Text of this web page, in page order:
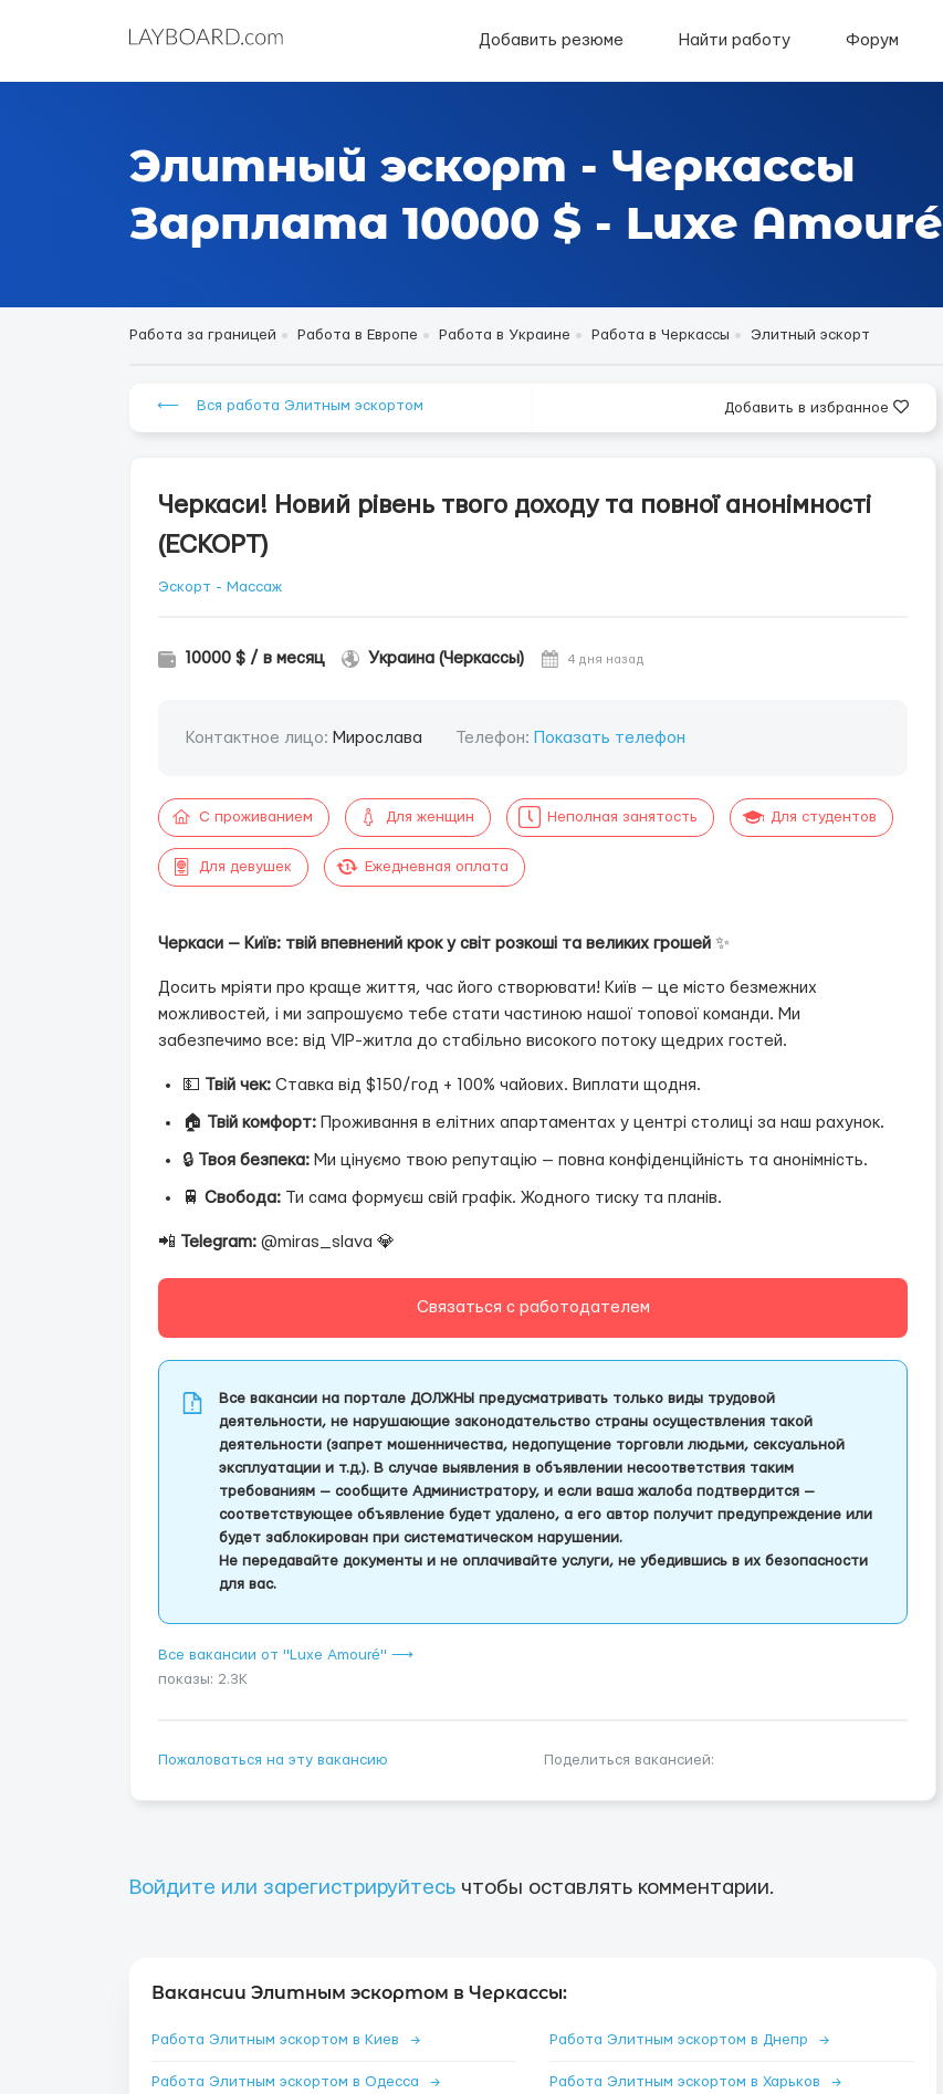
Добавить резюме Найти работу Форум
Элитный эскорт - Черкассы
Зарплата 10000 $ - Luxe Amouré
Работа за границей Работа в Европе Работа в Украине Работа в Черкассы Элитный эскорт
⟵ Вся работа Элитным эскортом Добавить в избранное
Черкаси! Новий рівень твого доходу та повної анонімності
(ЕСКОРТ)
Эскорт - Массаж
10000 $ / в месяц Украина (Черкассы) 4 дня назад
Контактное лицо: Мирослава Телефон: Показать телефон
С проживанием Для женщин Неполная занятость Для студентов
Для девушек Ежедневная оплата
Черкаси — Київ: твій впевнений крок у світ розкоші та великих грошей ✨
Досить мріяти про краще життя, час його створювати! Київ — це місто безмежних
можливостей, і ми запрошуємо тебе стати частиною нашої топової команди. Ми
забезпечимо все: від VIP-житла до стабільно високого потоку щедрих гостей.
💵 Твій чек: Ставка від $150/год + 100% чайових. Виплати щодня.
🏠 Твій комфорт: Проживання в елітних апартаментах у центрі столиці за наш рахунок.
🔒 Твоя безпека: Ми цінуємо твою репутацію — повна конфіденційність та анонімність.
🚆 Свобода: Ти сама формуєш свій графік. Жодного тиску та планів.
📲 Telegram: @miras_slava 💎
Связаться с работодателем
Все вакансии на портале ДОЛЖНЫ предусматривать только виды трудовой
деятельности, не нарушающие законодательство страны осуществления такой
деятельности (запрет мошенничества, недопущение торговли людьми, сексуальной
эксплуатации и т.д.). В случае выявления в объявлении несоответствия таким
требованиям — сообщите Администратору, и если ваша жалоба подтвердится —
соответствующее объявление будет удалено, а его автор получит предупреждение или
будет заблокирован при систематическом нарушении.
Не передавайте документы и не оплачивайте услуги, не убедившись в их безопасности
для вас.
Все вакансии от "Luxe Amouré" ⟶
показы: 2.3K
Пожаловаться на эту вакансию Поделиться вакансией:
Войдите или зарегистрируйтесь чтобы оставлять комментарии.
Вакансии Элитным эскортом в Черкассы:
Работа Элитным эскортом в Киев → Работа Элитным эскортом в Днепр →
Работа Элитным эскортом в Одесса → Работа Элитным эскортом в Харьков →